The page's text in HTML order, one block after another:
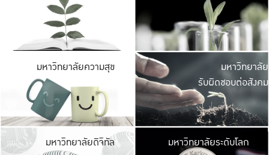
มีพื้นที่เขียวสดใส
เป็นป่าในเมือง เกษต
มหาวิทยาลัยความสุข มหาวิ
ค
เปิดประ
และพบเรื่องราวใ
มหาวิทยาลัย
รับผิดชอบต่อสังคม
มหาวิทยาลัยดิจิทัล มหาวิ
มหาวิทยาลัยระดับโลก